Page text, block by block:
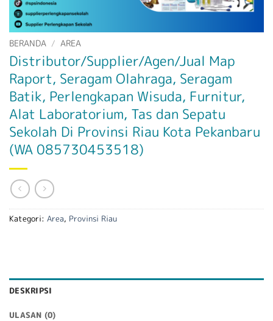
BERANDA / AREA
Distributor/Supplier/Agen/Jual Map
Raport, Seragam Olahraga, Seragam
Batik, Perlengkapan Wisuda, Furnitur,
Alat Laboratorium, Tas dan Sepatu
Sekolah Di Provinsi Riau Kota Pekanbaru
(WA 085730453518)
Kategori: Area, Provinsi Riau
DESKRIPSI
ULASAN (0)